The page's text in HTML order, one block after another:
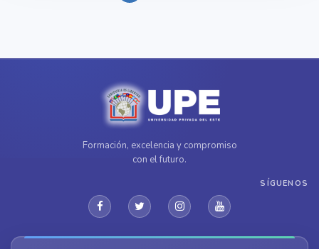
Formación, excelencia y compromiso
con el futuro.
SÍGUENOS